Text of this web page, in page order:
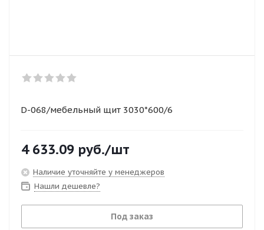
D-068/мебельный щит 3030*600/6
4 633.09 руб./шт
Наличие уточняйте у менеджеров
Нашли дешевле?
Под заказ